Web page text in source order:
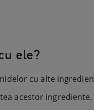
ele?
cu alte
acestor ingrediente.